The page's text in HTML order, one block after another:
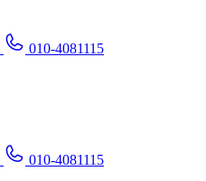
010-4081115
010-4081115